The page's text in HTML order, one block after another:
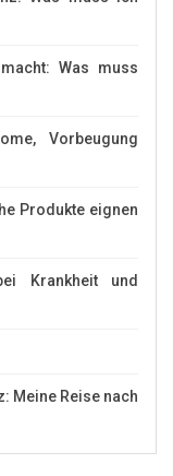
Was muss
Vorbeugung
Produkte eignen
Krankheit und
Meine Reise nach